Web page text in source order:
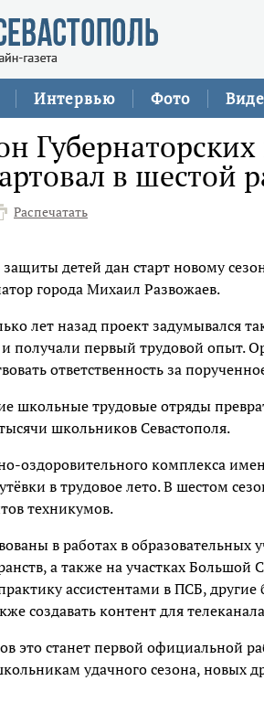
Интервью Фото
в шестой
Распечатать
детей дан старт новому
города Михаил Развожаев.
лет назад проект задумывался
получали первый трудовой опыт.
ответственность за
школьные трудовые отряды
школьников Севастополя.
оздоровительного комплекса
в трудовое лето. В шестом
техникумов.
в работах в образовательных
а также на участках Большой
ассистентами в ПСБ,
создавать контент для
это станет первой официальной
удачного сезона, новых